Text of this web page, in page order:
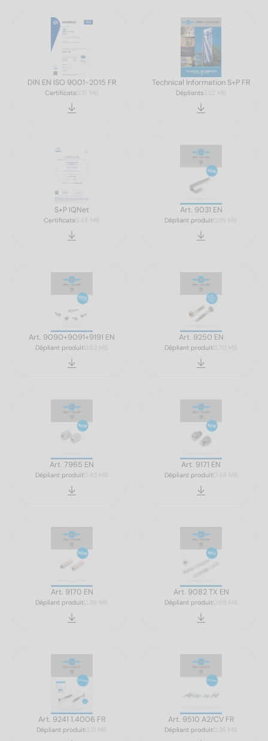
DIN EN ISO 9001-2015 FR
Certificats 0.15 MB
Technical Information S+P FR
Dépliants2.22 MB
S+P IQNet
Certificats 0.48 MB
Art. 9031 EN
Dépliant produit 0.36 MB
Art. 9090+9091+9191 EN
Dépliant produit 0.83 MB
Art. 9250 EN
Dépliant produit 0.70 MB
Art. 7965 EN
Dépliant produit 0.43 MB
Art. 9171 EN
Dépliant produit0.49 MB
Art. 9170 EN
Dépliant produit 0.38 MB
Art. 9082 TX EN
Dépliant produit0.66 MB
Art. 9241 1.4006 FR
Dépliant produit 0.31 MB
Art. 9510 A2/CV FR
Dépliant produit 0.36 MB